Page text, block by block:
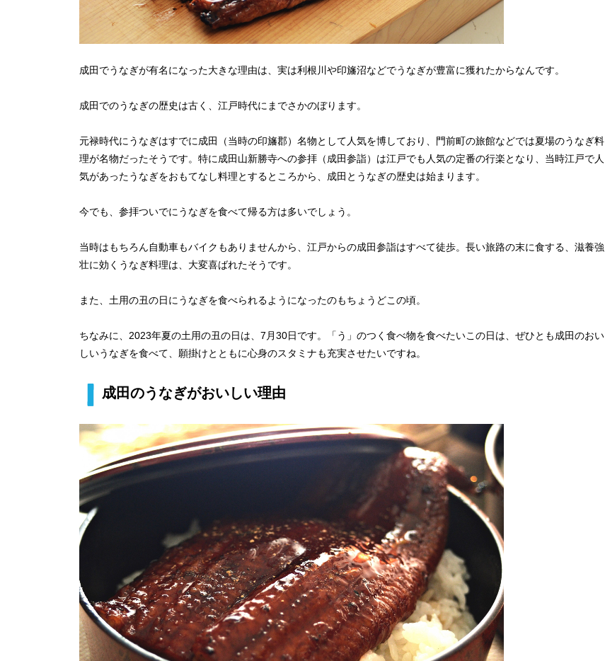
成田でうなぎが有名になった大きな理由は、実は利根川や印旛沼などでうなぎが豊富に獲れたからなんです。
成田でのうなぎの歴史は古く、江戸時代にまでさかのぼります。
元禄時代にうなぎはすでに成田（当時の印旛郡）名物として人気を博しており、門前町の旅館などでは夏場のうなぎ料
理が名物だったそうです。特に成田山新勝寺への参拝（成田参詣）は江戸でも人気の定番の行楽となり、当時江戸で人
気があったうなぎをおもてなし料理とするところから、成田とうなぎの歴史は始まります。
今でも、参拝ついでにうなぎを食べて帰る方は多いでしょう。
当時はもちろん自動車もバイクもありませんから、江戸からの成田参詣はすべて徒歩。長い旅路の末に食する、滋養強
壮に効くうなぎ料理は、大変喜ばれたそうです。
また、土用の丑の日にうなぎを食べられるようになったのもちょうどこの頃。
ちなみに、2023年夏の土用の丑の日は、7月30日です。「う」のつく食べ物を食べたいこの日は、ぜひとも成田のおい
しいうなぎを食べて、願掛けとともに心身のスタミナも充実させたいですね。
成田のうなぎがおいしい理由